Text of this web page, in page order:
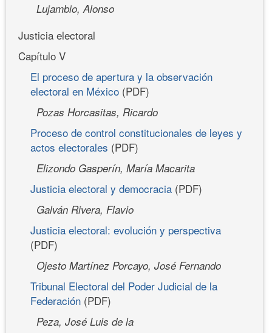
Lujambio, Alonso
Justicia electoral
Capítulo V
El proceso de apertura y la observación
electoral en México (PDF)
Pozas Horcasitas, Ricardo
Proceso de control constitucionales de leyes y
actos electorales (PDF)
Elizondo Gasperín, María Macarita
Justicia electoral y democracia (PDF)
Galván Rivera, Flavio
Justicia electoral: evolución y perspectiva
(PDF)
Ojesto Martínez Porcayo, José Fernando
Tribunal Electoral del Poder Judicial de la
Federación (PDF)
Peza, José Luis de la